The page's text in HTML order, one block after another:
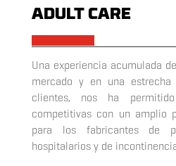
ADULT CARE
Una experiencia acumulada
mercado y en una
clientes, nos ha
competitivas con un amplio
para los fabricantes de
hospitalarios y de